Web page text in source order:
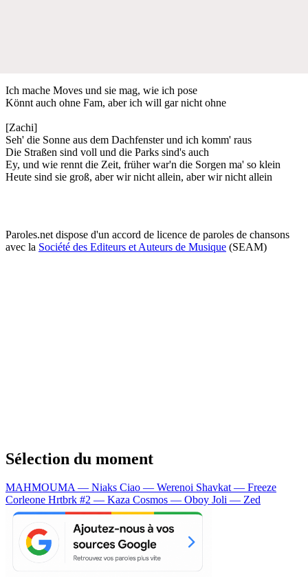
Ich mache Moves und sie mag, wie ich pose
Könnt auch ohne Fam, aber ich will gar nicht ohne
[Zachi]
Seh' die Sonne aus dem Dachfenster und ich komm' raus
Die Straßen sind voll und die Parks sind's auch
Ey, und wie rennt die Zeit, früher war'n die Sorgen ma' so klein
Heute sind sie groß, aber wir nicht allein, aber wir nicht allein
Paroles.net dispose d'un accord de licence de paroles de chansons
avec la Société des Editeurs et Auteurs de Musique (SEAM)
Sélection du moment
MAHMOUMA — Niaks Ciao — Werenoi Shavkat — Freeze
Corleone Hrtbrk #2 — Kaza Cosmos — Oboy Joli — Zed